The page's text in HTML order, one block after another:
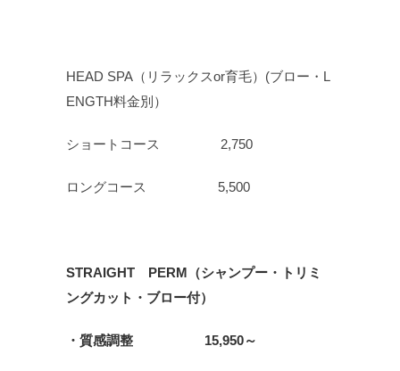
HEAD SPA（リラックスor育毛）(ブロー・L
ENGTH料金別）
ショートコース 2,750
ロングコース 5,500
STRAIGHT PERM（シャンプー・トリミ
ングカット・ブロー付）
・質感調整 15,950～